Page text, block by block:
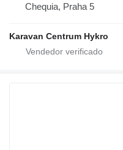
Chequia, Praha 5
Karavan Centrum Hykro